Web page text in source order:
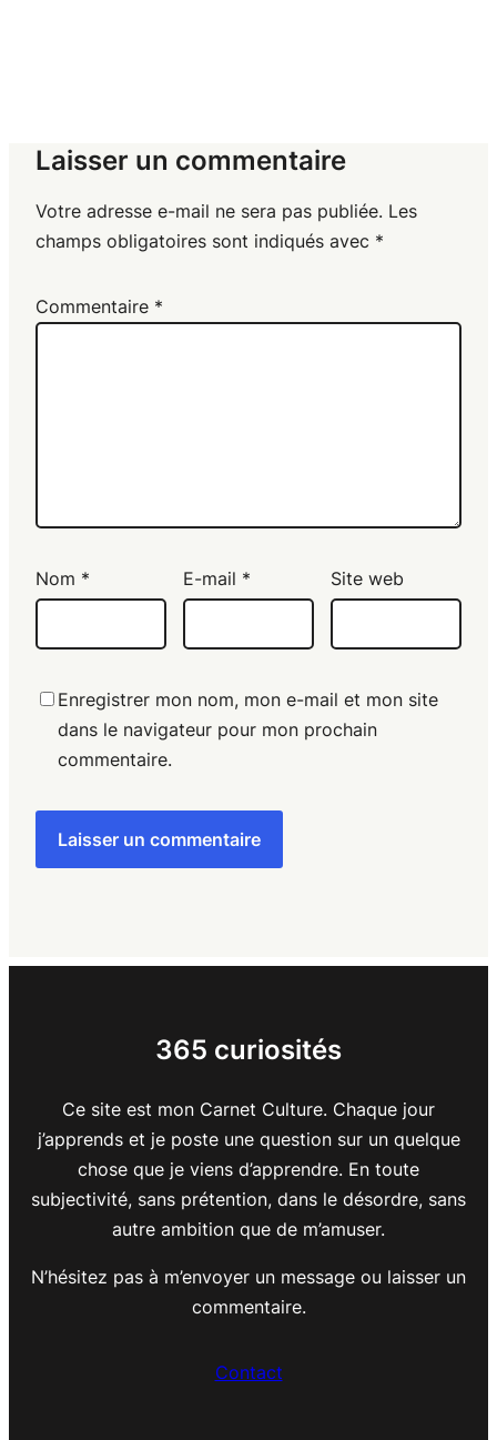
Laisser un commentaire
Votre adresse e-mail ne sera pas publiée. Les
champs obligatoires sont indiqués avec *
Commentaire *
Nom * E-mail * Site web
Enregistrer mon nom, mon e-mail et mon site
dans le navigateur pour mon prochain
commentaire.
365 curiosités
Ce site est mon Carnet Culture. Chaque jour
j’apprends et je poste une question sur un quelque
chose que je viens d’apprendre. En toute
subjectivité, sans prétention, dans le désordre, sans
autre ambition que de m’amuser.
N’hésitez pas à m’envoyer un message ou laisser un
commentaire.
Contact